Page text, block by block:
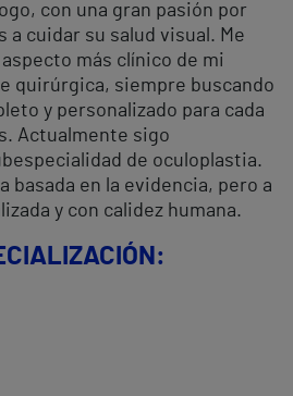
con una gran pasión por
a cuidar su salud visual. Me
más clínico de mi
quirúrgica, siempre buscando
y personalizado para cada
Actualmente sigo
de oculoplastia.
basada en la evidencia, pero a
y con calidez humana.